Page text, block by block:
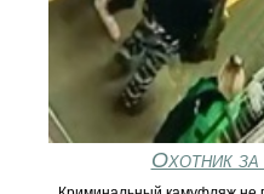
Охотник